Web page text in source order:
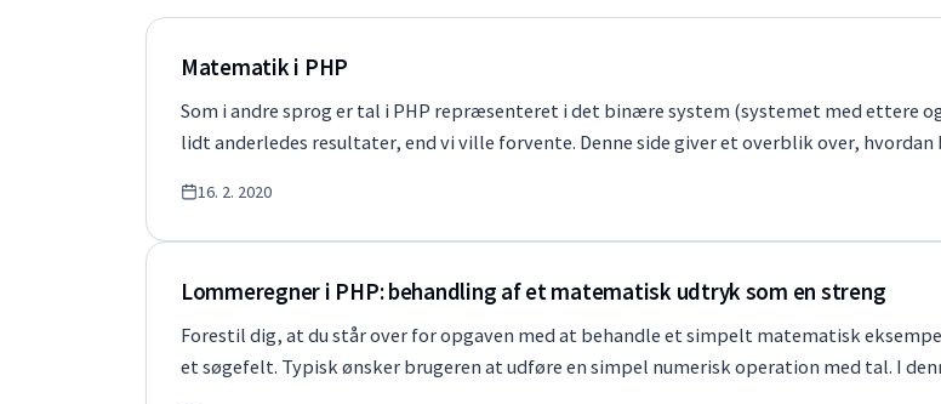
Matematik i PHP
Som i andre sprog er tal i PHP repræsenteret i det binære system (systemet med ettere
lidt anderledes resultater, end vi ville forvente. Denne side giver et overblik over,
16. 2. 2020
Lommeregner i PHP: behandling af et matematisk udtryk som en streng
Forestil dig, at du står over for opgaven med at behandle et simpelt matematisk
et søgefelt. Typisk ønsker brugeren at udføre en simpel numerisk operation med tal. I